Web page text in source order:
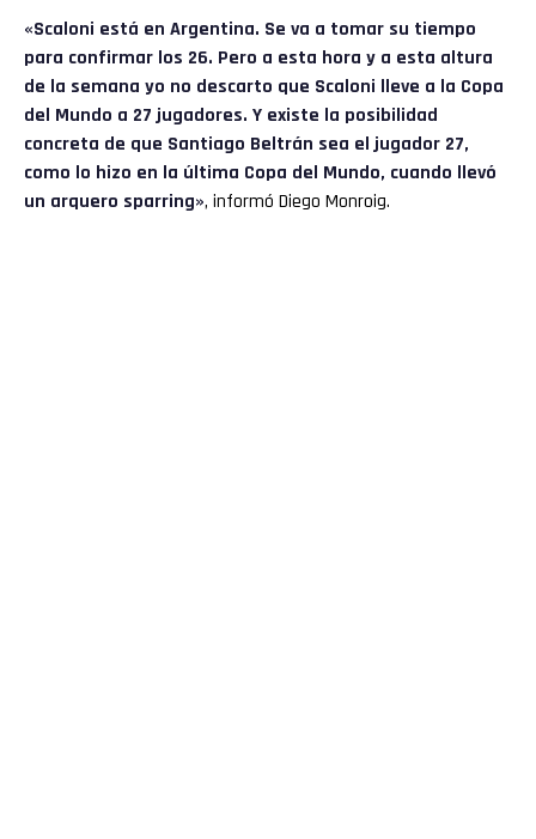
«Scaloni está en Argentina. Se va a tomar su tiempo
para confirmar los 26. Pero a esta hora y a esta altura
de la semana yo no descarto que Scaloni lleve a la Copa
del Mundo a 27 jugadores. Y existe la posibilidad
concreta de que Santiago Beltrán sea el jugador 27,
como lo hizo en la última Copa del Mundo, cuando llevó
un arquero sparring», informó Diego Monroig.